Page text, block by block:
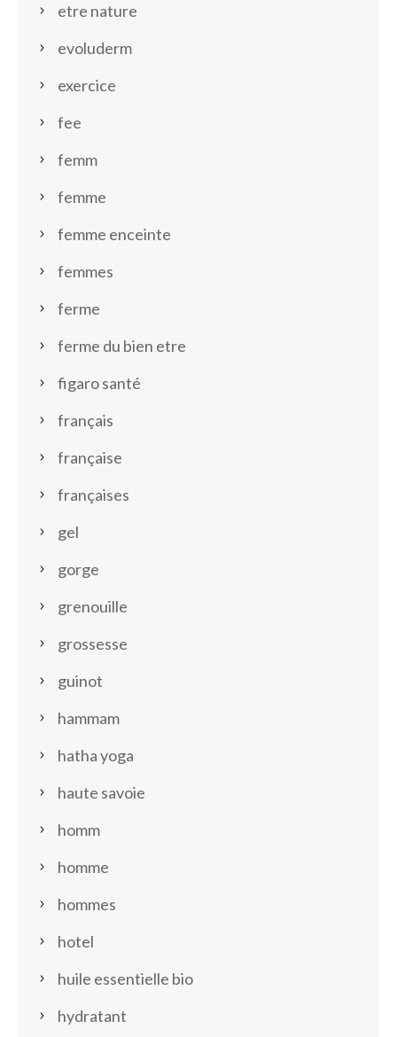
etre nature
evoluderm
exercice
fee
femm
femme
femme enceinte
femmes
ferme
ferme du bien etre
figaro santé
français
française
françaises
gel
gorge
grenouille
grossesse
guinot
hammam
hatha yoga
haute savoie
homm
homme
hommes
hotel
huile essentielle bio
hydratant